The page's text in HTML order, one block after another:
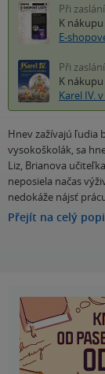
Při
K
E-
Při
K
Karel IV.
Hnev zažívajú ľudia
vysokoškolák, sa
Liz, Brianova
neposiela načas
nedokáže nájsť
Přejít na celý